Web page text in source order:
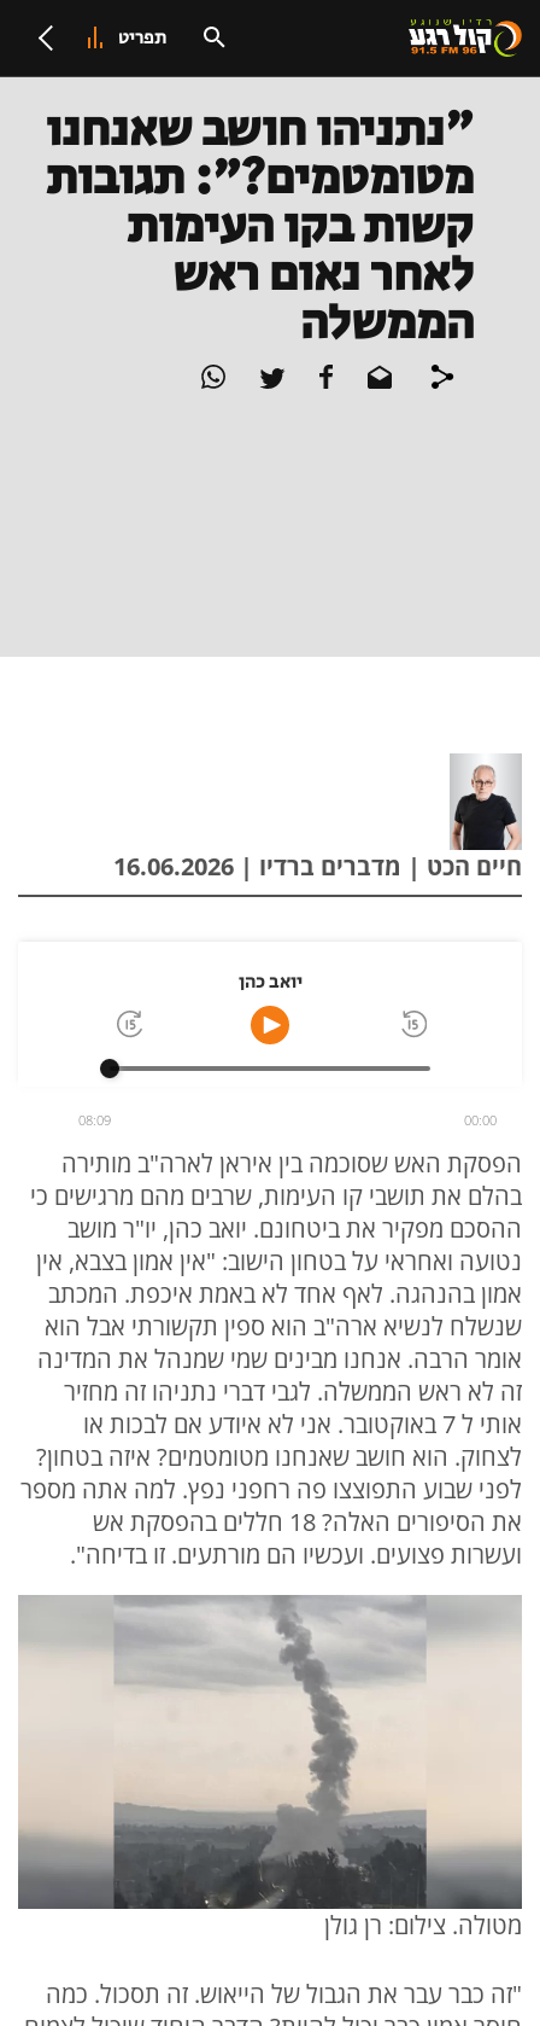
תפריט
"נתניהו חושב שאנחנו
מטומטמים?": תגובות
קשות בקו העימות
לאחר נאום ראש
הממשלה
חיים הכט | מדברים ברדיו | 16.06.2026
יואב כהן
00:00
08:09
הפסקת האש שסוכמה בין איראן לארה"ב מותירה
בהלם את תושבי קו העימות, שרבים מהם מרגישים כי
ההסכם מפקיר את ביטחונם. יואב כהן, יו"ר מושב
נטועה ואחראי על בטחון הישוב: "אין אמון בצבא, אין
אמון בהנהגה. לאף אחד לא באמת איכפת. המכתב
שנשלח לנשיא ארה"ב הוא ספין תקשורתי אבל הוא
אומר הרבה. אנחנו מבינים שמי שמנהל את המדינה
זה לא ראש הממשלה. לגבי דברי נתניהו זה מחזיר
אותי ל 7 באוקטובר. אני לא איודע אם לבכות או
לצחוק. הוא חושב שאנחנו מטומטמים? איזה בטחון?
לפני שבוע התפוצצו פה רחפני נפץ. למה אתה מספר
את הסיפורים האלה? 18 חללים בהפסקת אש
ועשרות פצועים. ועכשיו הם מורתעים. זו בדיחה".
מטולה. צילום: רן גולן
"זה כבר עבר את הגבול של הייאוש. זה תסכול. כמה